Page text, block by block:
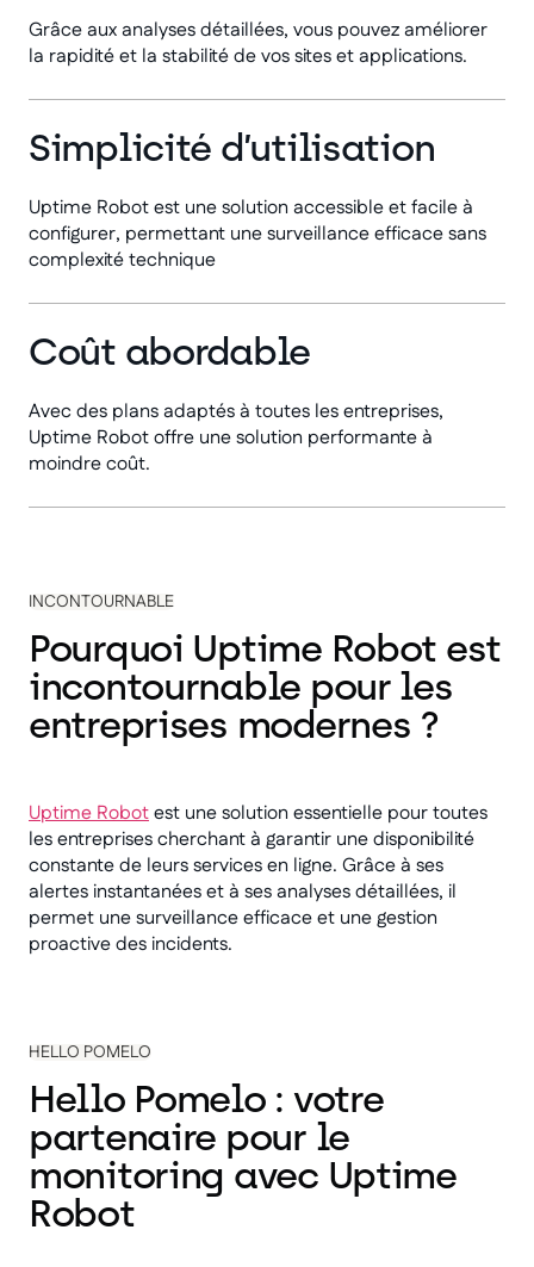
Grâce aux analyses détaillées, vous pouvez améliorer
la rapidité et la stabilité de vos sites et applications.
Simplicité d’utilisation
Uptime Robot est une solution accessible et facile à
configurer, permettant une surveillance efficace sans
complexité technique
Coût abordable
Avec des plans adaptés à toutes les entreprises,
Uptime Robot offre une solution performante à
moindre coût.
INCONTOURNABLE
Pourquoi Uptime Robot est
incontournable pour les
entreprises modernes ?
Uptime Robotest une solution essentielle pour toutes
les entreprises cherchant à garantir une disponibilité
constante de leurs services en ligne. Grâce à ses
alertes instantanées et à ses analyses détaillées, il
permet une surveillance efficace et une gestion
proactive des incidents.
HELLO POMELO
Hello Pomelo : votre
partenaire pour le
monitoring avec Uptime
Robot